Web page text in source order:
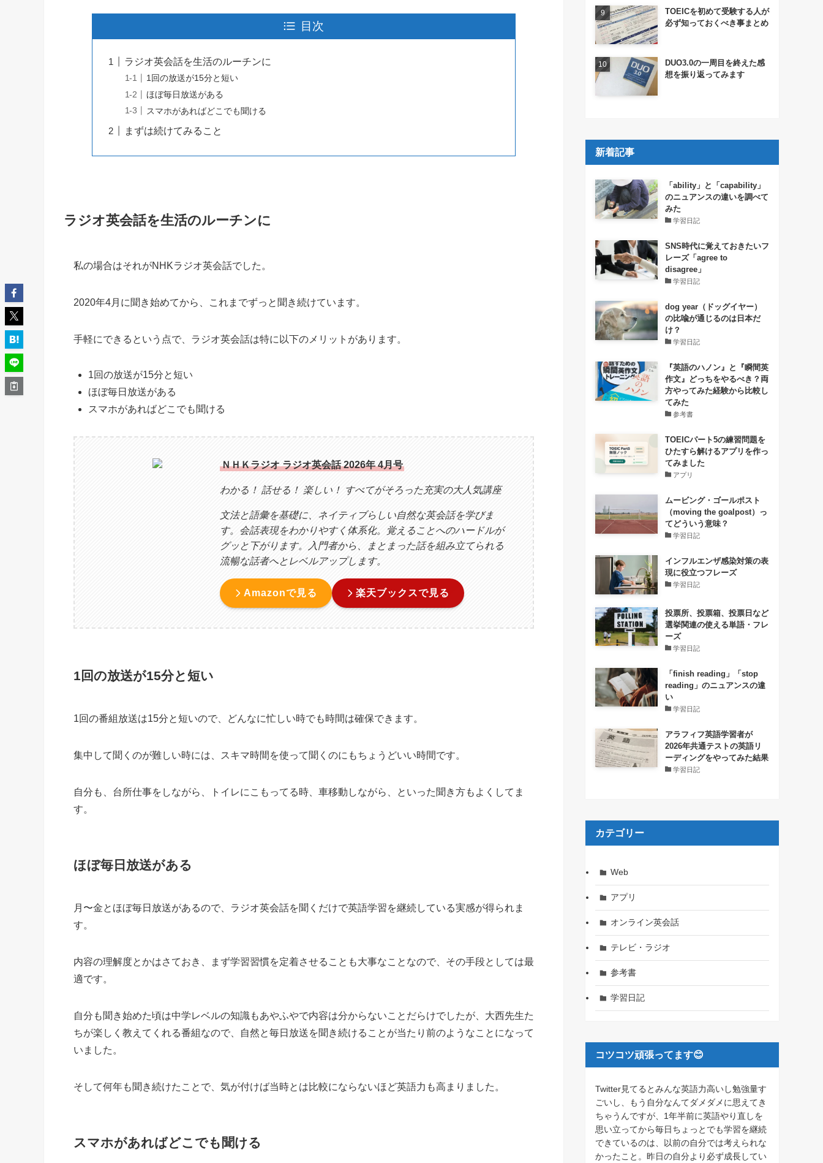
目次
ラジオ英会話を生活のルーチンに
1回の放送が15分と短い
ほぼ毎日放送がある
スマホがあればどこでも聞ける
まずは続けてみること
ラジオ英会話を生活のルーチンに
私の場合はそれがNHKラジオ英会話でした。
2020年4月に聞き始めてから、これまでずっと聞き続けています。
手軽にできるという点で、ラジオ英会話は特に以下のメリットがあります。
1回の放送が15分と短い
ほぼ毎日放送がある
スマホがあればどこでも聞ける
ＮＨＫラジオ ラジオ英会話 2026年 4月号
わかる！ 話せる！ 楽しい！ すべてがそろった充実の大人気講座
文法と語彙を基礎に、ネイティブらしい自然な英会話を学びま
す。会話表現をわかりやすく体系化。覚えることへのハードルが
グッと下がります。入門者から、まとまった話を組み立てられる
流暢な話者へとレベルアップします。
Amazonで見る 楽天ブックスで見る
1回の放送が15分と短い
1回の番組放送は15分と短いので、どんなに忙しい時でも時間は確保できます。
集中して聞くのが難しい時には、スキマ時間を使って聞くのにもちょうどいい時間です。
自分も、台所仕事をしながら、トイレにこもってる時、車移動しながら、といった聞き方もよくしてま
す。
ほぼ毎日放送がある
月〜金とほぼ毎日放送があるので、ラジオ英会話を聞くだけで英語学習を継続している実感が得られま
す。
内容の理解度とかはさておき、まず学習習慣を定着させることも大事なことなので、その手段としては最
適です。
自分も聞き始めた頃は中学レベルの知識もあやふやで内容は分からないことだらけでしたが、大西先生た
ちが楽しく教えてくれる番組なので、自然と毎日放送を聞き続けることが当たり前のようなことになって
いました。
そして何年も聞き続けたことで、気が付けば当時とは比較にならないほど英語力も高まりました。
スマホがあればどこでも聞ける
TOEICを初めて受験する人が
必ず知っておくべき事まとめ
DUO3.0の一周目を終えた感
想を振り返ってみます
新着記事
「ability」と「capability」
のニュアンスの違いを調べて
みた
学習日記
SNS時代に覚えておきたいフ
レーズ「agree to
disagree」
学習日記
dog year（ドッグイヤー）
の比喩が通じるのは日本だ
け？
学習日記
『英語のハノン』と『瞬間英
作文』どっちをやるべき？両
方やってみた経験から比較し
てみた
参考書
TOEICパート5の練習問題を
ひたすら解けるアプリを作っ
てみました
アプリ
ムービング・ゴールポスト
（moving the goalpost）っ
てどういう意味？
学習日記
インフルエンザ感染対策の表
現に役立つフレーズ
学習日記
投票所、投票箱、投票日など
選挙関連の使える単語・フレ
ーズ
学習日記
「finish reading」「stop
reading」のニュアンスの違
い
学習日記
アラフィフ英語学習者が
2026年共通テストの英語リ
ーディングをやってみた結果
学習日記
カテゴリー
Web
アプリ
オンライン英会話
テレビ・ラジオ
参考書
学習日記
コツコツ頑張ってます😊
Twitter見てるとみんな英語力高いし勉強量す
ごいし、もう自分なんてダメダメに思えてき
ちゃうんですが、1年半前に英語やり直しを
思い立ってから毎日ちょっとでも学習を継続
できているのは、以前の自分では考えられな
かったこと。昨日の自分より必ず成長してい